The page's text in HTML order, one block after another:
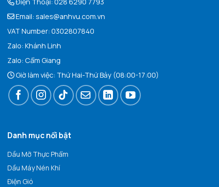
Điện Thoại: 028 6290 7793
Email: sales@anhvu.com.vn
VAT Number: 0302807840
Zalo: Khánh Linh
Zalo: Cẩm Giang
Giờ làm việc: Thứ Hai-Thứ Bảy (08:00-17:00)
Danh mục nổi bật
Dầu Mỡ Thực Phẩm
Dầu Máy Nén Khí
Điện Gió